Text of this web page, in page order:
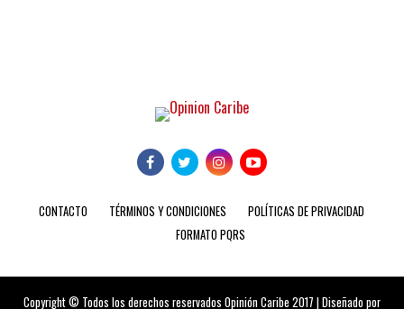
CONTACTO TÉRMINOS Y CONDICIONES
POLÍTICAS DE PRIVACIDAD
FORMATO PQRS
Copyright © Todos los derechos reservados Opinión Caribe 2017 | Diseñado por